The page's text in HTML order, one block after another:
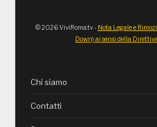
© 2026 ViviRoma.tv - Nota Legale e
Down) ai sensi della
Chi siamo
Contatti